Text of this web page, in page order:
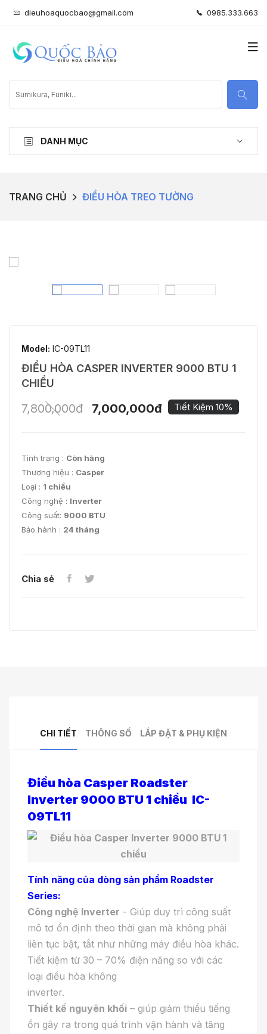
dieuhoaquocbao@gmail.com 0985.333.663
DANH MỤC
TRANG CHỦ ĐIỀU HÒA TREO TƯỜNG
Model: IC-09TL11
ĐIỀU HÒA CASPER INVERTER 9000 BTU 1
CHIỀU
7,800,000đ 7,000,000đ Tiết Kiệm 10%
Tình trạng : Còn hàng
Thương hiệu : Casper
Loại : 1 chiều
Công nghệ : Inverter
Công suất: 9000 BTU
Bảo hành : 24 tháng
Chia sẻ
CHI TIẾT THÔNG SỐ LẮP ĐẶT & PHỤ KIỆN
Điều hòa Casper Roadster
Inverter 9000 BTU 1 chiều IC-
09TL11
Tính năng của dòng sản phẩm Roadster
Series:
Công nghệ Inverter - Giúp duy trì công suất
mô tơ ổn định theo thời gian mà không phải
liên tục bật, tắt như những máy điều hòa khác.
Tiết kiệm từ 30 – 70% điện năng so với các
loại điều hòa không
inverter.
Thiết kế nguyên khối – giúp giảm thiểu tiếng
ồn gây ra trong quá trình vận hành và tăng